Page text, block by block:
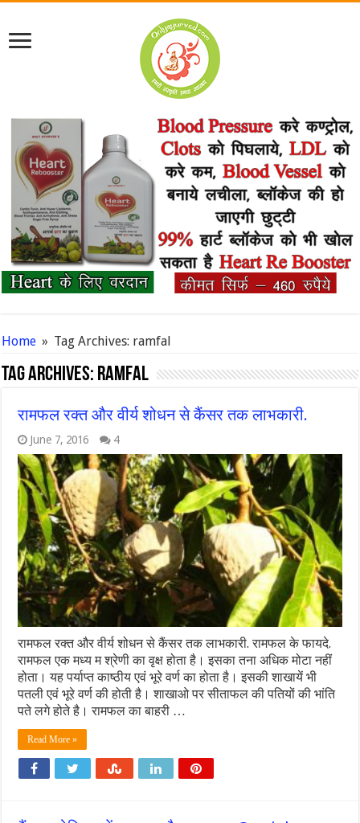
Home » Tag Archives: ramfal
Tag Archives: ramfal
रामफल रक्त और वीर्य शोधन से कैंसर तक लाभकारी.
June 7, 2016 4
रामफल रक्त और वीर्य शोधन से कैंसर तक लाभकारी. रामफल के फायदे.
रामफल एक मध्य म श्रेणी का वृक्ष होता है। इसका तना अधिक मोटा नहीं
होता। यह पर्याप्त काष्ठीय एवं भूरे वर्ण का होता है। इसकी शाखायें भी
पतली एवं भूरे वर्ण की होती है। शाखाओ पर सीताफल की पतियों की भांति
पते लगे होते है। रामफल का बाहरी …
Read More »